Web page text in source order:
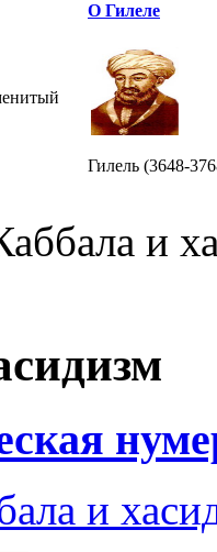
О Гилеле
Гилель (3648-
и
и